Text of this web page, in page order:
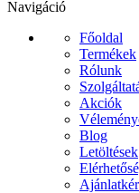
Navigáció
Főoldal
Termékek
Rólunk
Akciók
Blog
Letöltések